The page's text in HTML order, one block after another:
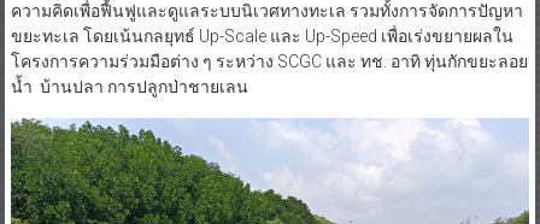
ความคิดเพื่อฟื้นฟูและดูแลระบบนิเวศทางทะเล รวมทั้งการจัดการปัญหา
ขยะทะเล โดยเน้นกลยุทธ์ Up-Scale และ Up-Speed เพื่อเร่งขยายผลใน
โครงการความร่วมมือต่าง ๆ ระหว่าง SCGC และ ทช. อาทิ ทุ่นกักขยะลอย
น้ำ บ้านปลา การปลูกป่าชายเลน